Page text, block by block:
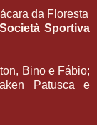
da Floresta
Sportiva
Bino e Fábio;
Patusca e